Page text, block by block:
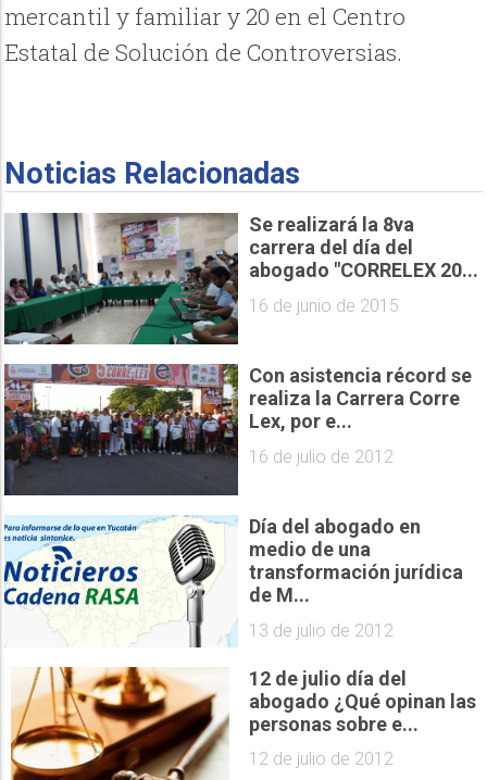
mercantil y familiar y 20 en el Centro
Estatal de Solución de Controversias.
Noticias Relacionadas
Se realizará la 8va
carrera del día del
abogado "CORRELEX 20...
16 de junio de 2015
Con asistencia récord se
realiza la Carrera Corre
Lex, por e...
16 de julio de 2012
Día del abogado en
medio de una
transformación jurídica
de M...
13 de julio de 2012
12 de julio día del
abogado ¿Qué opinan las
personas sobre e...
12 de julio de 2012